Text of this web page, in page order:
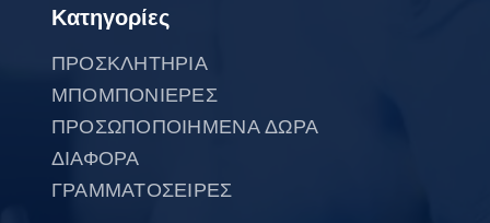
Κατηγορίες
ΠΡΟΣΚΛΗΤΗΡΙΑ
ΜΠΟΜΠΟΝΙΕΡΕΣ
ΠΡΟΣΩΠΟΠΟΙΗΜΕΝΑ ΔΩΡΑ
ΔΙΑΦΟΡΑ
ΓΡΑΜΜΑΤΟΣΕΙΡΕΣ